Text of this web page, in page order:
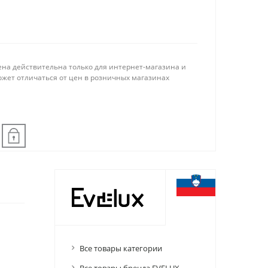
действительна только для интернет-магазина и
отличаться от цен в розничных магазинах
Все товары категории